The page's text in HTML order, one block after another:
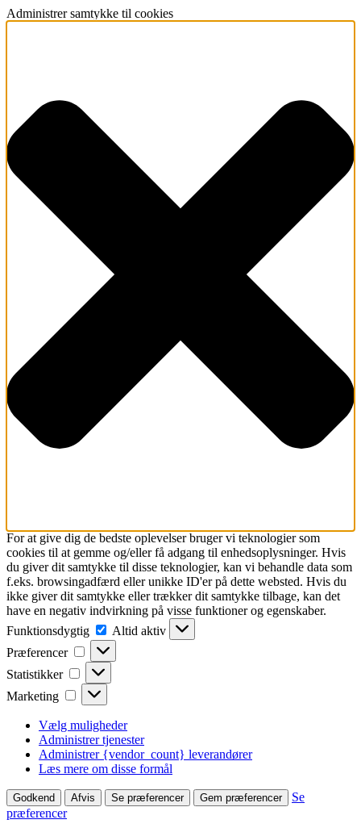
Administrer samtykke til cookies
For at give dig de bedste oplevelser bruger vi teknologier som
cookies til at gemme og/eller få adgang til enhedsoplysninger. Hvis
du giver dit samtykke til disse teknologier, kan vi behandle data som
f.eks. browsingadfærd eller unikke ID'er på dette websted. Hvis du
ikke giver dit samtykke eller trækker dit samtykke tilbage, kan det
have en negativ indvirkning på visse funktioner og egenskaber.
Funktionsdygtig
Funktionsdygtig
Altid aktiv
Præferencer
Præferencer
Statistikker Statistikker
Marketing Marketing
Vælg muligheder
Administrer tjenester
Administrer {vendor_count} leverandører
Læs mere om disse formål
Godkend Afvis Se præferencer Gem præferencer
Se
præferencer